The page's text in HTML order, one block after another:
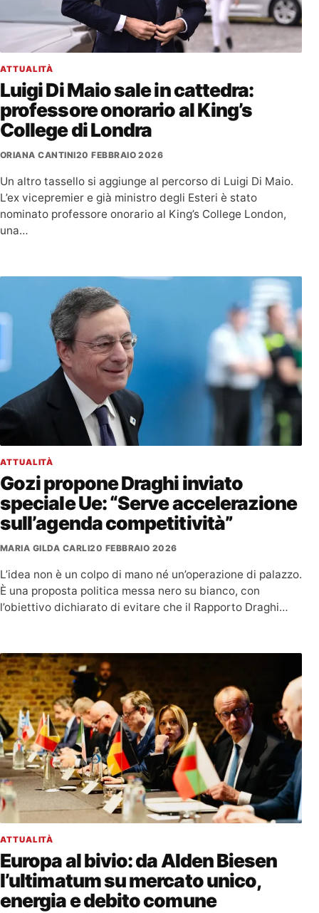
ATTUALITÀ
Luigi Di Maio sale in cattedra:
professore onorario al King’s
College di Londra
ORIANA CANTINI20 FEBBRAIO 2026
Un altro tassello si aggiunge al percorso di Luigi Di Maio.
L’ex vicepremier e già ministro degli Esteri è stato
nominato professore onorario al King’s College London,
una…
ATTUALITÀ
Gozi propone Draghi inviato
speciale Ue: “Serve accelerazione
sull’agenda competitività”
MARIA GILDA CARLI20 FEBBRAIO 2026
L’idea non è un colpo di mano né un’operazione di palazzo.
È una proposta politica messa nero su bianco, con
l’obiettivo dichiarato di evitare che il Rapporto Draghi…
ATTUALITÀ
Europa al bivio: da Alden Biesen
l’ultimatum su mercato unico,
energia e debito comune